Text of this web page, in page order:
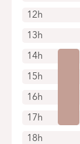
12h
13h
14h
15h
16h
17h
18h